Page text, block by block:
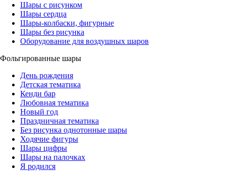
Шары с рисунком
Шары сердца
Шары-колбаски, фигурные
Шары без рисунка
Оборудование для воздушных шаров
Фольгированные шары
День рождения
Детская тематика
Кенди бар
Любовная тематика
Новый год
Праздничная тематика
Без рисунка однотонные шары
Ходячие фигуры
Шары цифры
Шары на палочках
Я родился